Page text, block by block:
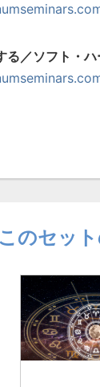
／ソフト・ハ
このセッ